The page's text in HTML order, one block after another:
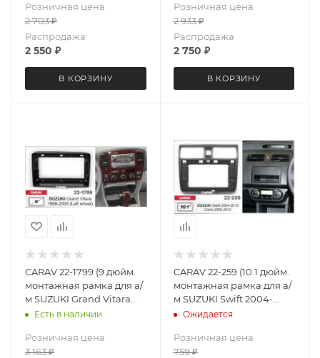
2015-2020 черный лак
Розничная цена
2 703₽
Распродажа
2 550 ₽
В КОРЗИНУ
Розничная цена
2 933₽
Распродажа
2 750 ₽
В КОРЗИНУ
CARAV 22-1799 (9 дюйм.
монтажная рамка для а/
м SUZUKI Grand Vitara
1998-2005 (только для а/м
Есть в наличии
Розничная цена
3 163₽
CARAV 22-259 (10.1 дюйм.
монтажная рамка для а/
м SUZUKI Swift 2004-
2010; Dzire 2008-2010
Ожидается
Розничная цена
759₽